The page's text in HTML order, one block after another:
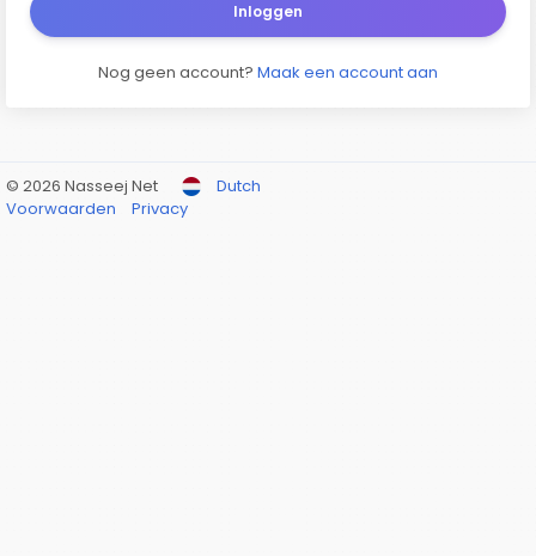
Inloggen
Nog geen account? Maak een account aan
© 2026 Nasseej Net
Dutch
Voorwaarden
Privacy